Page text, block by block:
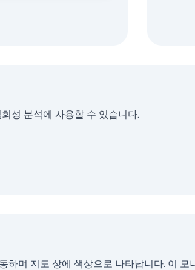
성 분석에 사용할 수 있습니다.
며 지도 상에 색상으로 나타납니다. 이 모